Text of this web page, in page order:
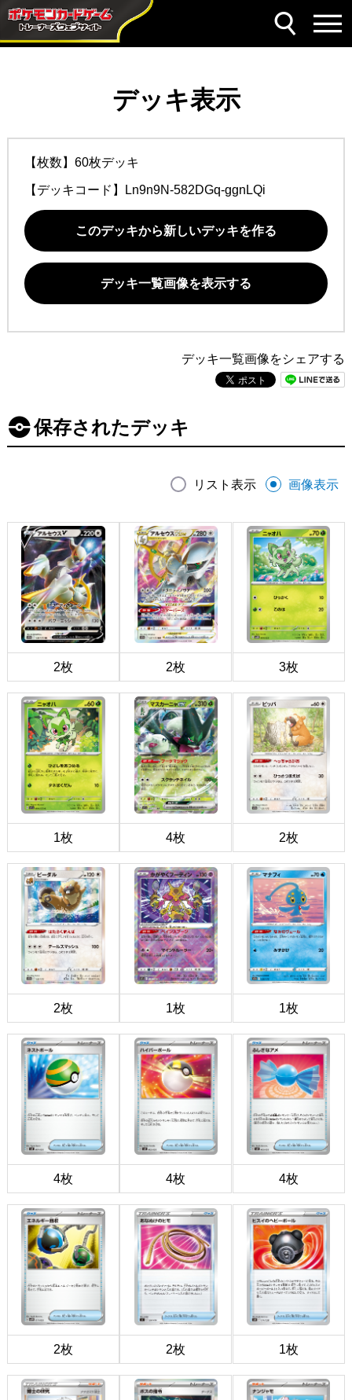
デッキ表示
【枚数】60枚デッキ
【デッキコード】 Ln9n9N-582DGq-ggnLQi
このデッキから新しいデッキを作る
デッキ一覧画像を表示する
デッキ一覧画像をシェアする
保存されたデッキ
リスト表示 画像表示
2枚 2枚 3枚
1枚 4枚 2枚
2枚 1枚 1枚
4枚 4枚 4枚
2枚 2枚 1枚